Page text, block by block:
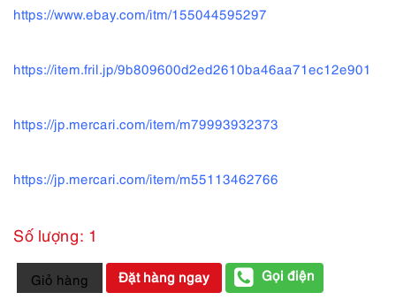
https://www.ebay.com/itm/155044595297
https://item.fril.jp/9b809600d2ed2610ba46aa71ec12e901
https://jp.mercari.com/item/m79993932373
https://jp.mercari.com/item/m55113462766
Số lượng: 1
6469-
CALVIN
Giỏ hàng Đặt hàng ngay Gọi điện